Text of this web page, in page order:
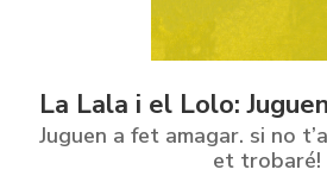
La Lala i el Lolo:
Juguen a fet amagar. si no
et trobaré!